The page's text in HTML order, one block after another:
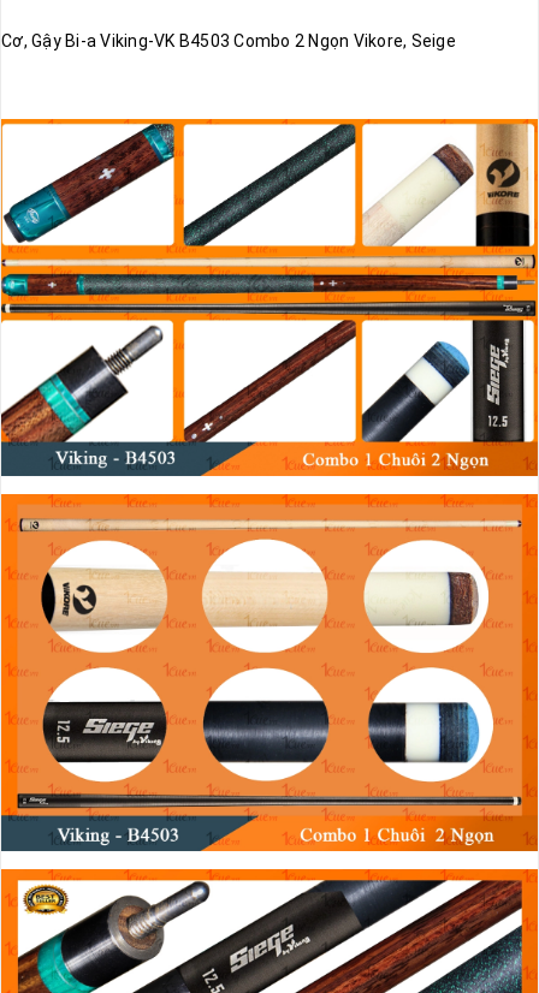
Cơ, Gậy Bi-a Viking-VK B4503 Combo 2 Ngọn Vikore, Seige